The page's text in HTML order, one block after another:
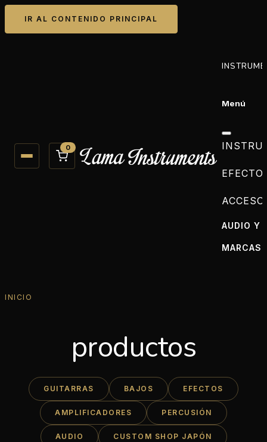
IR AL CONTENIDO PRINCIPAL
0
Menú
AUDIO Y
MARCAS
INICIO
productos
GUITARRAS BAJOS EFECTOS
AMPLIFICADORES PERCUSIÓN
AUDIO CUSTOM SHOP JAPÓN